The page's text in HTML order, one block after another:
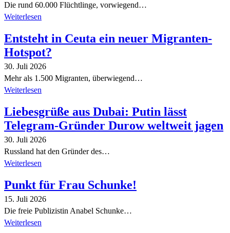
Die rund 60.000 Flüchtlinge, vorwiegend…
Weiterlesen
Entsteht in Ceuta ein neuer Migranten-
Hotspot?
30. Juli 2026
Mehr als 1.500 Migranten, überwiegend…
Weiterlesen
Liebesgrüße aus Dubai: Putin lässt
Telegram-Gründer Durow weltweit jagen
30. Juli 2026
Russland hat den Gründer des…
Weiterlesen
Punkt für Frau Schunke!
15. Juli 2026
Die freie Publizistin Anabel Schunke…
Weiterlesen